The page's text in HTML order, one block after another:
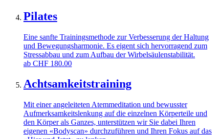
Pilates
Eine sanfte Trainingsmethode zur Verbesserung der Haltung
und Bewegungsharmonie. Es eigent sich hervorragend zum
Stressabbau und zum Aufbau der Wirbelsäulenstabilität.
ab CHF 180.00
Achtsamkeitstraining
Mit einer angeleiteten Atemmeditation und bewusster
Aufmerksamkeitslenkung auf die einzelnen Körperteile und
den Körper als Ganzes, unterstützen wir Sie dabei Ihren
eigenen «Bodyscan» durchzuführen und Ihren Fokus auf das